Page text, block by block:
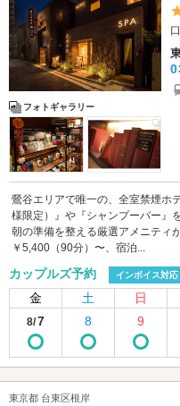
フォトギャラリー
鶯谷エリアで唯一の、全室禁煙ホ
様限定）』や『シャンプーバー』
朝の準備を整える厳選アメニティ
￥5,400（90分）〜、宿泊...
カップルズ予約 インボイス対応
金 土 日
8/7 8 9
東京都 台東区根岸